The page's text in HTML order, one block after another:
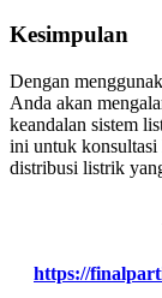
Kesimpulan
Dengan
Anda akan
keandalan sistem
ini untuk konsultasi
distribusi listrik
https://